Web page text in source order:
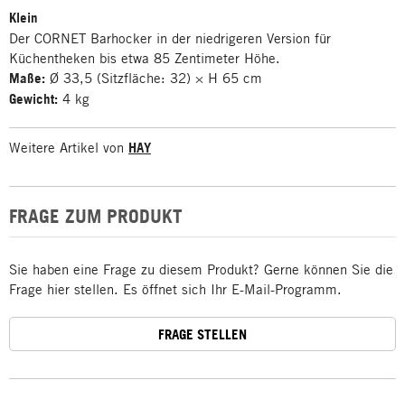
Klein
Der CORNET Barhocker in der niedrigeren Version für
Küchentheken bis etwa 85 Zentimeter Höhe.
Maße: Ø 33,5 (Sitzfläche: 32) × H 65 cm
Gewicht: 4 kg
Weitere Artikel von HAY
FRAGE ZUM PRODUKT
Sie haben eine Frage zu diesem Produkt? Gerne können Sie die
Frage hier stellen. Es öffnet sich Ihr E-Mail-Programm.
FRAGE STELLEN